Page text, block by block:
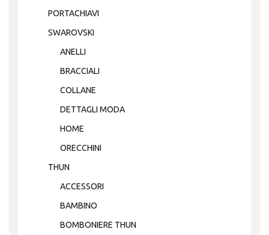
PORTACHIAVI
SWAROVSKI
ANELLI
BRACCIALI
COLLANE
DETTAGLI MODA
HOME
ORECCHINI
THUN
ACCESSORI
BAMBINO
BOMBONIERE THUN